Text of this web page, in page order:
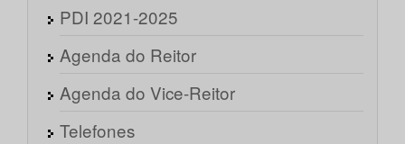
PDI 2021-2025
Agenda do Reitor
Agenda do Vice-Reitor
Telefones